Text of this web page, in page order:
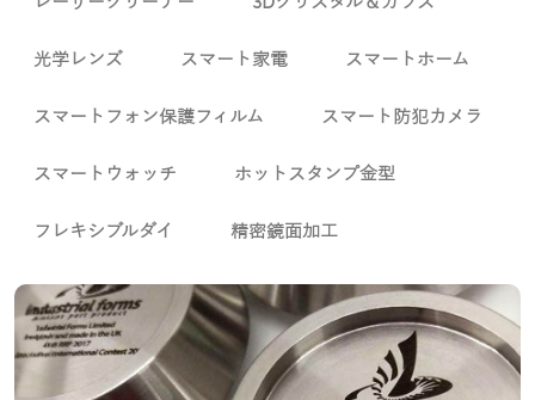
光学レンズ スマート家電 スマートホーム
スマートフォン保護フィルム スマート防犯カメラ
スマートウォッチ ホットスタンプ金型
フレキシブルダイ 精密鏡面加工